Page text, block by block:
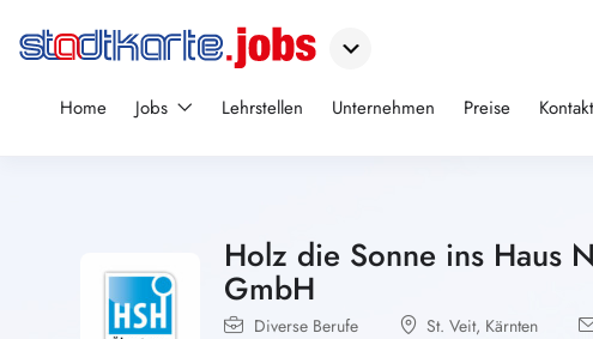
Home Jobs Lehrstellen Unternehmen Preise Kontakt
Holz die Sonne ins Haus
GmbH
Diverse Berufe St. Veit, Kärnten